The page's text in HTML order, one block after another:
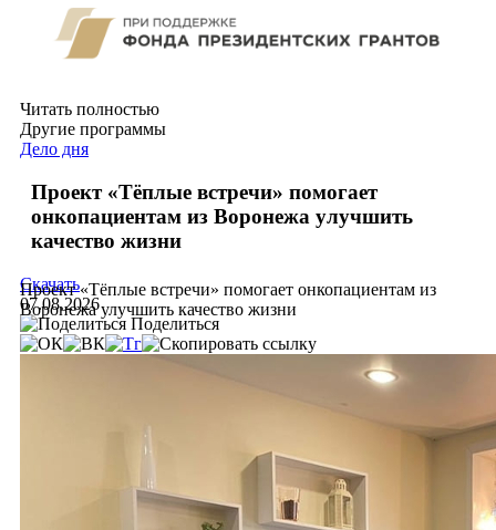
Читать полностью
Другие программы
Дело дня
Проект «Тёплые встречи» помогает
онкопациентам из Воронежа улучшить
качество жизни
Проект «Тёплые встречи» помогает онкопациентам из
Воронежа улучшить качество жизни
Скачать
07.08.2026
Поделиться